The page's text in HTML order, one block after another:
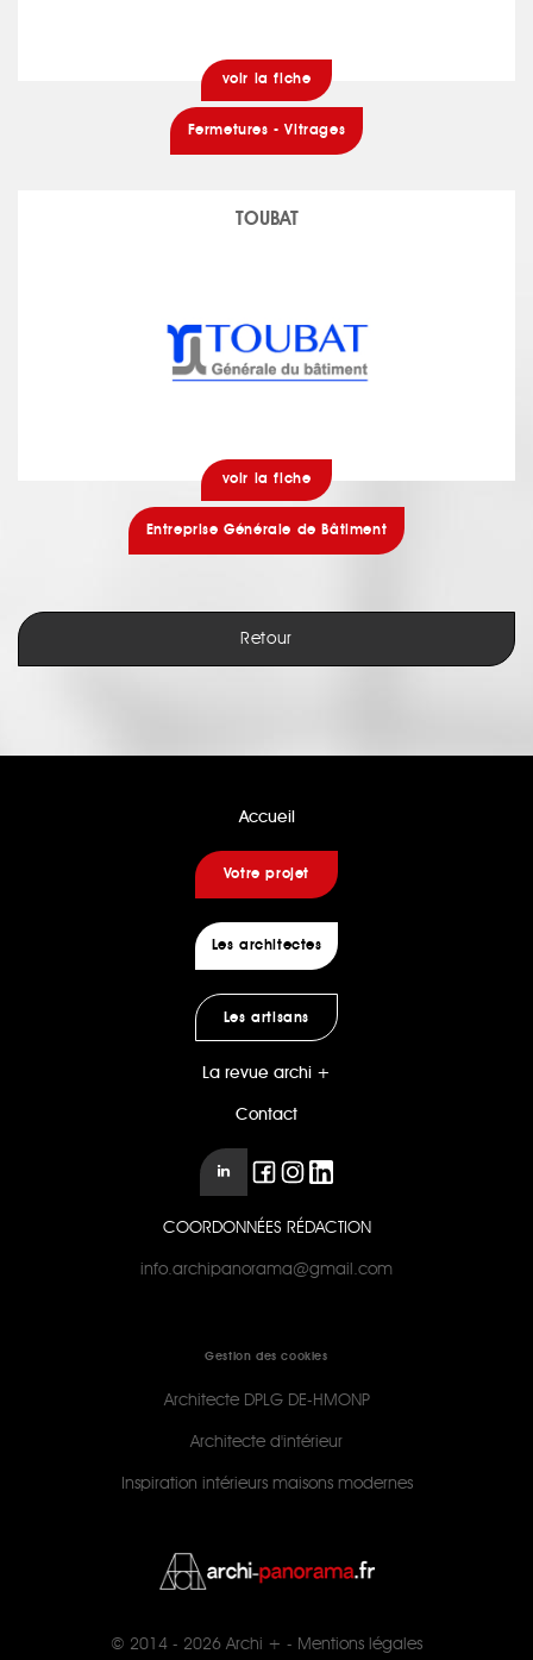
voir la fiche
Fermetures - Vitrages
TOUBAT
voir la fiche
Entreprise Générale de Bâtiment
Retour
Accueil
Votre projet
Les architectes
Les artisans
La revue archi +
Contact
COORDONNÉES RÉDACTION
info.archipanorama@gmail.com
Gestion des cookies
Architecte DPLG DE-HMONP
Architecte d'intérieur
Inspiration intérieurs maisons modernes
© 2014 - 2026 Archi + - Mentions légales